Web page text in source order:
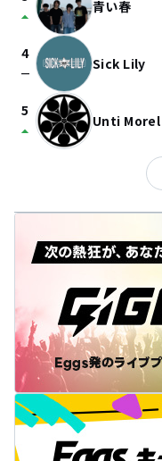
arrow_drop_up 青い春
4
check_indeterminate_small Sick Lily
5
arrow_drop_up Unti Morel